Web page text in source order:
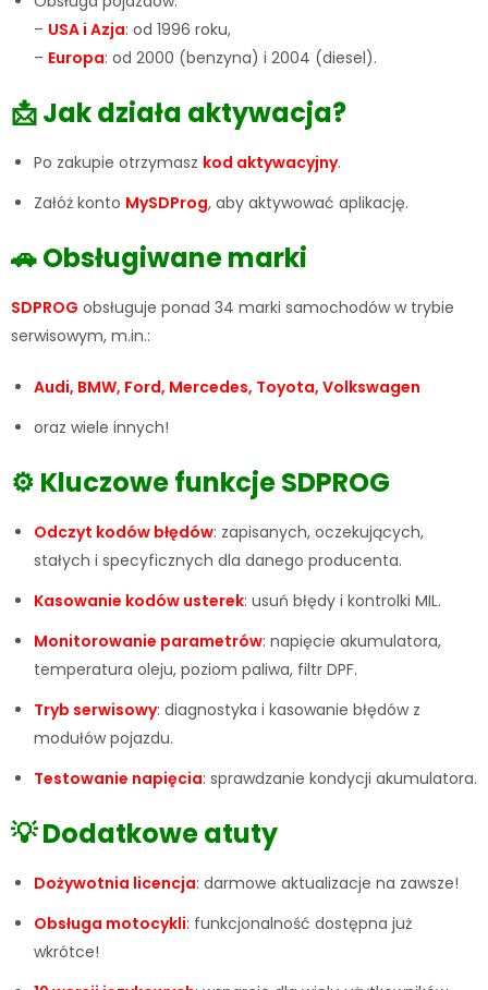
– USA i Azja: od 1996 roku,
– Europa: od 2000 (benzyna) i 2004 (diesel).
📩 Jak działa aktywacja?
Po zakupie otrzymasz kod aktywacyjny.
Załóż konto MySDProg, aby aktywować aplikację.
🚗 Obsługiwane marki
SDPROG obsługuje ponad 34 marki samochodów w trybie
serwisowym, m.in.:
Audi, BMW, Ford, Mercedes, Toyota, Volkswagen
oraz wiele innych!
⚙️ Kluczowe funkcje SDPROG
Odczyt kodów błędów: zapisanych, oczekujących,
stałych i specyficznych dla danego producenta.
Kasowanie kodów usterek: usuń błędy i kontrolki MIL.
Monitorowanie parametrów: napięcie akumulatora,
temperatura oleju, poziom paliwa, filtr DPF.
Tryb serwisowy: diagnostyka i kasowanie błędów z
modułów pojazdu.
Testowanie napięcia: sprawdzanie kondycji akumulatora.
💡 Dodatkowe atuty
Dożywotnia licencja: darmowe aktualizacje na zawsze!
Obsługa motocykli: funkcjonalność dostępna już
wkrótce!